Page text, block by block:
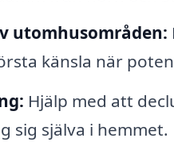
utomhusområden:
känsla när
Hjälp med att
sig själva i hemmet.